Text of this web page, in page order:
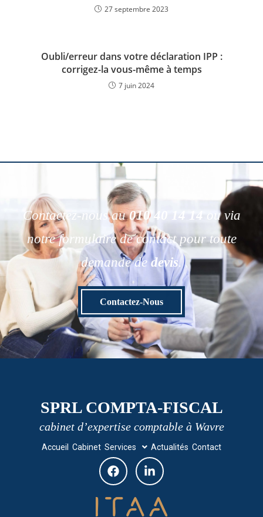
27 septembre 2023
Oubli/erreur dans votre déclaration IPP :
corrigez-la vous-même à temps
7 juin 2024
Contactez-nous au010 40 14 14
ou via
notre formulaire de contact pour toute
demande de devis.
Contactez-Nous
SPRL COMPTA-FISCAL
cabinet d’expertise comptable à Wavre
Accueil Cabinet Services Actualités Contact